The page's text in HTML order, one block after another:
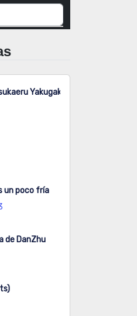
Yakugakuteki Osewa
un poco fría
de DanZhu